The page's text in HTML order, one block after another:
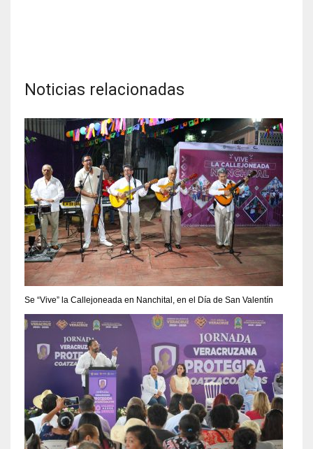
Noticias relacionadas
Se “Vive” la Callejoneada en Nanchital, en el Día de San Valentín